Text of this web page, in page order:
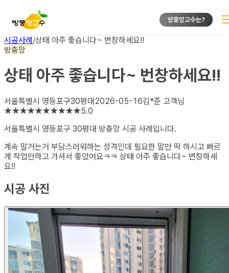
방충망고수는?
시공사례/상태 아주 좋습니다~ 번창하세요!!
방충망
상태 아주 좋습니다~ 번창하세요!!
서울특별시 영등포구30평대2026-05-16김*준 고객님
★★★★★★★★★★5.0
서울특별시 영등포구 30평대 방충망 시공 사례입니다.
계속 말거는거 부담스러워하는 성격인데 필요한 말만 딱 하시고 빠르
게 작업만하고 가셔서 좋았어요ㅋㅋ 상태 아주 좋습니다~ 번창하세
요!!
시공 사진